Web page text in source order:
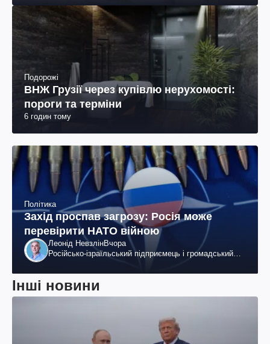
Подорожі
ВНЖ Грузії через купівлю нерухомості:
пороги та терміни
6 годин тому
Політика
Захід проспав загрозу: Росія може
перевірити НАТО війною
Леонід НевзлінВчора
Російсько-ізраїльський підприємець і громадський
Інші новини